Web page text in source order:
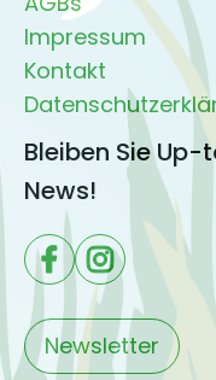
Impressum
Kontakt
Bleiben Sie
News!
Newsletter